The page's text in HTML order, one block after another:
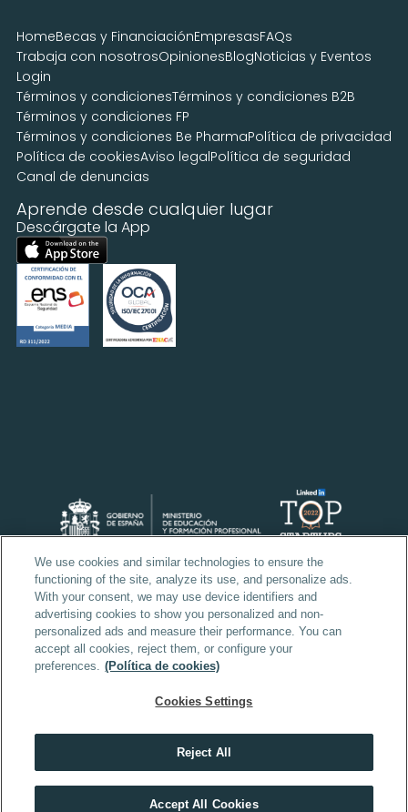
HomeBecas y FinanciaciónEmpresasFAQs
Trabaja con nosotrosOpinionesBlogNoticias y Eventos
Login
Términos y condicionesTérminos y condiciones B2B
Términos y condiciones FP
Términos y condiciones Be PharmaPolítica de privacidad
Política de cookiesAviso legalPolítica de seguridad
Canal de denuncias
Aprende desde cualquier lugar
Descárgate la App
We use cookies and similar technologies to ensure the
functioning of the site, analyze its use, and personalize ads.
With your consent, we may use device identifiers and
advertising cookies to show you personalized and non-
personalized ads and measure their performance. You can
accept all cookies, reject them, or configure your
preferences. (Política de cookies)
Cookies Settings
Reject All
Accept All Cookies